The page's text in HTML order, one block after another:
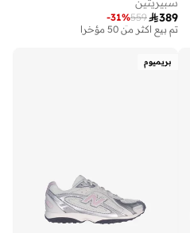
389
559
-31%
توصيل مجاني
تم بيع أكثر من 50 مؤخرا
بريميوم